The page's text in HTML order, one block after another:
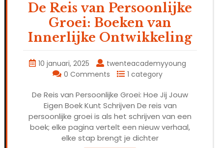
De Reis van Persoonlijke
Groei: Boeken van
Innerlijke Ontwikkeling
10 januari, 2025
twenteacademyyoung
0 Comments
1 category
De Reis van Persoonlijke Groei: Hoe Jij Jouw
Eigen Boek Kunt Schrijven De reis van
persoonlijke groei is als het schrijven van een
boek; elke pagina vertelt een nieuw verhaal,
elke stap brengt je dichter